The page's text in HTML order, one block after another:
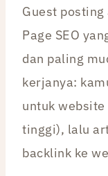
Guest
Page SEO
dan paling
kerjanya:
untuk
tinggi), lalu
backlink ke